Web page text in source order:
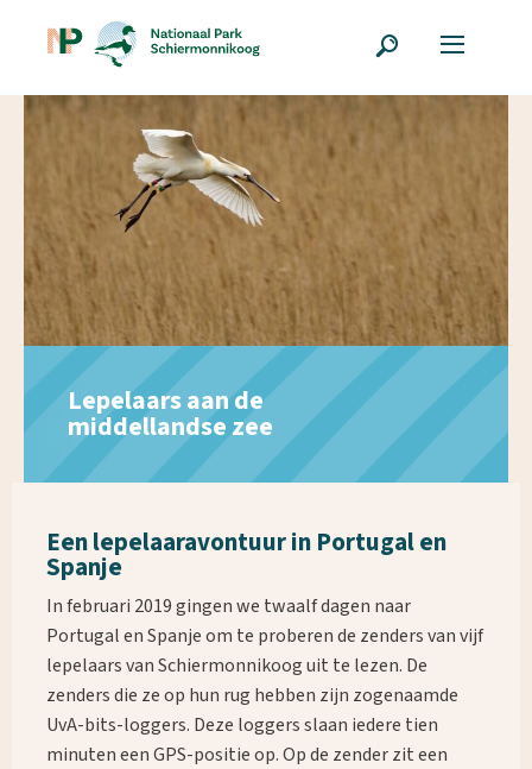
Lepelaars aan de
middellandse zee
Een lepelaaravontuur in Portugal en
Spanje
In februari 2019 gingen we twaalf dagen naar
Portugal en Spanje om te proberen de zenders van vijf
lepelaars van Schiermonnikoog uit te lezen. De
zenders die ze op hun rug hebben zijn zogenaamde
UvA-bits-loggers. Deze loggers slaan iedere tien
minuten een GPS-positie op. Op de zender zit een